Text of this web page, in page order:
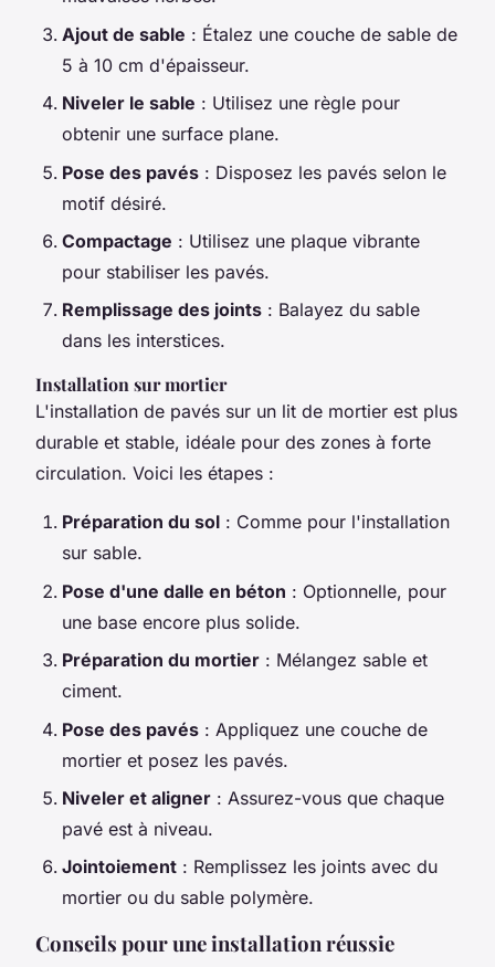
Ajout de sable : Étalez une couche de sable de
5 à 10 cm d'épaisseur.
Niveler le sable : Utilisez une règle pour
obtenir une surface plane.
Pose des pavés : Disposez les pavés selon le
motif désiré.
Compactage : Utilisez une plaque vibrante
pour stabiliser les pavés.
Remplissage des joints : Balayez du sable
dans les interstices.
Installation sur mortier
L'installation de pavés sur un lit de mortier est plus
durable et stable, idéale pour des zones à forte
circulation. Voici les étapes :
Préparation du sol : Comme pour l'installation
sur sable.
Pose d'une dalle en béton : Optionnelle, pour
une base encore plus solide.
Préparation du mortier : Mélangez sable et
ciment.
Pose des pavés : Appliquez une couche de
mortier et posez les pavés.
Niveler et aligner : Assurez-vous que chaque
pavé est à niveau.
Jointoiement : Remplissez les joints avec du
mortier ou du sable polymère.
Conseils pour une installation réussie